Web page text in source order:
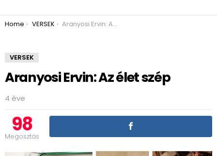
You are here:
Home VERSEK Aranyosi Ervin: Az élet szép
VERSEK
Aranyosi Ervin: Az élet szép
4 éve
98
Megosztás